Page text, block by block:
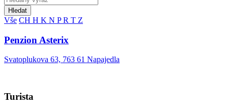
Hledat
Vše CH H K N PR T Z
Penzion Asterix
Svatoplukova 63, 763 61 Napajedla
Turista